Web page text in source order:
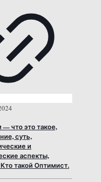
что это такое,
суть,
и
аспекты,
такой Оптимист.